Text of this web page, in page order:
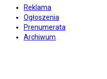
Reklama
Ogłoszenia
Prenumerata
Archiwum